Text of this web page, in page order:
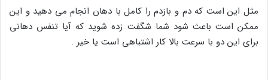
مثل این است که دم و بازدم را کامل با دهان انجام می دهید و این
ممکن است باعث شود شما شگفت زده شوید که آیا تنفس دهانی
برای این دو با سرعت بالا کار اشتباهی است یا خیر .